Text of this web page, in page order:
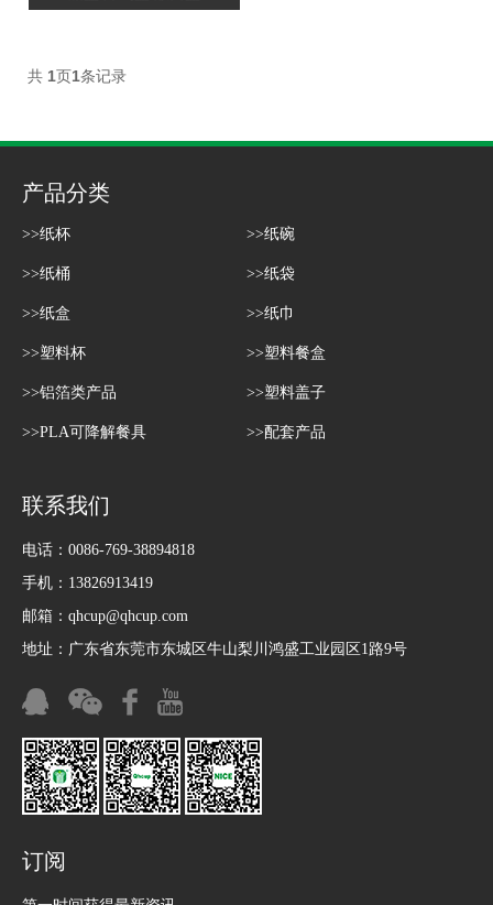
共 1页1条记录
产品分类
>>纸杯 >>纸碗
>>纸桶 >>纸袋
>>纸盒 >>纸巾
>>塑料杯 >>塑料餐盒
>>铝箔类产品 >>塑料盖子
>>PLA可降解餐具 >>配套产品
联系我们
电话：0086-769-38894818
手机：13826913419
邮箱：qhcup@qhcup.com
地址：广东省东莞市东城区牛山梨川鸿盛工业园区1路9号
订阅